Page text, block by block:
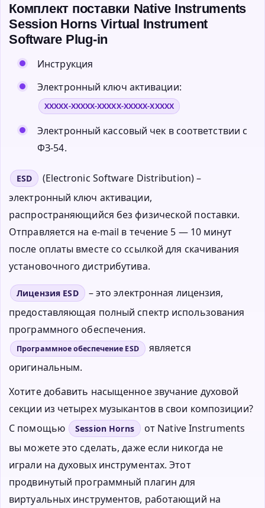
Комплект поставки Native Instruments
Session Horns Virtual Instrument
Software Plug-in
Инструкция
Электронный ключ активации:
XXXXX-XXXXX-XXXXX-XXXXX-XXXXX
Электронный кассовый чек в соответствии с
ФЗ-54.
ESD
(Electronic Software Distribution) –
электронный ключ активации,
распространяющийся без физической поставки.
Отправляется на e-mail в течение 5 — 10 минут
после оплаты вместе со ссылкой для скачивания
установочного дистрибутива.
Лицензия ESD
– это электронная лицензия,
предоставляющая полный спектр использования
программного обеспечения.
Программное обеспечение ESD
является
оригинальным.
Хотите добавить насыщенное звучание духовой
секции из четырех музыкантов в свои композиции?
С помощью
Session Horns
от Native Instruments
вы можете это сделать, даже если никогда не
играли на духовых инструментах. Этот
продвинутый программный плагин для
виртуальных инструментов, работающий на